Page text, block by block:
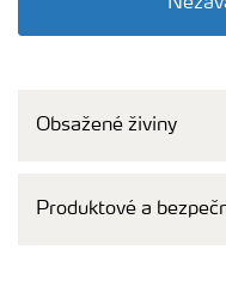
Obsažené živiny
Produktové a